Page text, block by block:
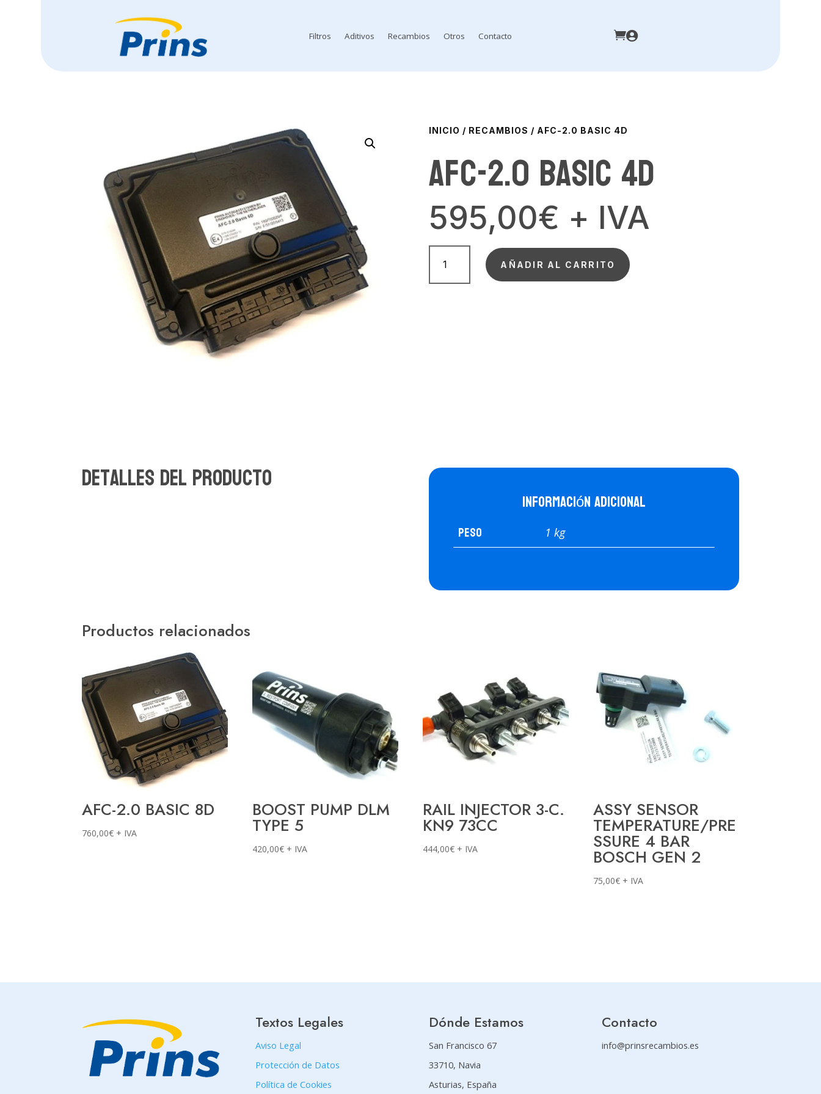
Filtros Aditivos Recambios Otros Contacto 
INICIO / RECAMBIOS / AFC-2.0 BASIC 4D
AFC-2.0 BASIC 4D
595,00€ + IVA
AFC-
2.0
BASIC
AÑADIR AL CARRITO
Detalles del Producto
Información adicional
Peso 1 kg
Productos relacionados
AFC-2.0 BASIC 8D
760,00€ + IVA
BOOST PUMP DLM
TYPE 5
420,00€ + IVA
RAIL INJECTOR 3-C.
KN9 73CC
444,00€ + IVA
ASSY SENSOR
TEMPERATURE/PRE
SSURE 4 BAR
BOSCH GEN 2
75,00€ + IVA
Textos Legales
Aviso Legal
Protección de Datos
Política de Cookies
Dónde Estamos
San Francisco 67
33710, Navia
Asturias, España
Contacto
info@prinsrecambios.es